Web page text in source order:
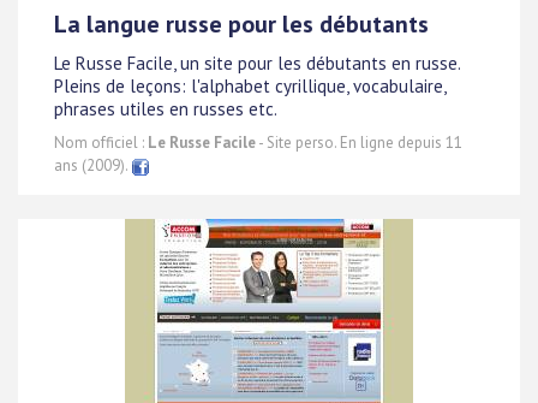
La langue russe pour les débutants
Le Russe Facile, un site pour les débutants en russe.
Pleins de leçons: l'alphabet cyrillique, vocabulaire,
phrases utiles en russes etc.
Nom officiel : Le Russe Facile- Site perso. En ligne depuis 11
ans (2009).